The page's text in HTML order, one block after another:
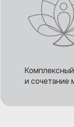
и сочетание